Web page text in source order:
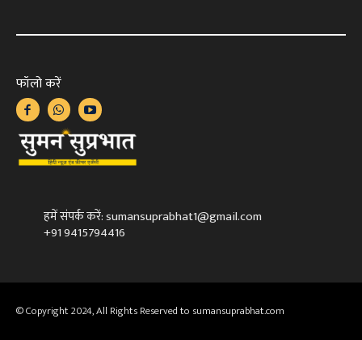
फॉलो करें
हमें संपर्क करें: sumansuprabhat1@gmail.com
+91 9415794416
© Copyright 2024, All Rights Reserved to sumansuprabhat.com